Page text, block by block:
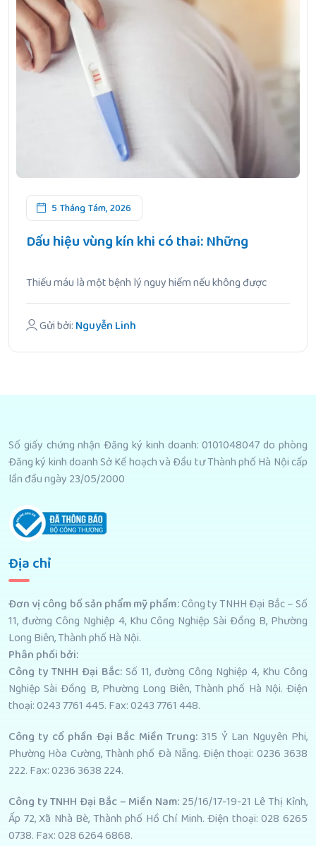
5 Tháng Tám, 2026
Dấu hiệu vùng kín khi có thai: Những
Thiếu máu là một bệnh lý nguy hiểm nếu không được
điều.
Gửi bởi: Nguyễn Linh
Số giấy chứng nhận Đăng ký kinh doanh: 0101048047 do phòng
Đăng ký kinh doanh Sở Kế hoạch và Đầu tư Thành phố Hà Nội cấp
lần đầu ngày 23/05/2000
Địa chỉ
Đơn vị công bố sản phẩm mỹ phẩm:Công ty TNHH Đại Bắc – Số
11, đường Công Nghiệp 4, Khu Công Nghiệp Sài Đồng B, Phường
Long Biên, Thành phố Hà Nội.
Phân phối bởi:
Công ty TNHH Đại Bắc: Số 11, đường Công Nghiệp 4, Khu Công
Nghiệp Sài Đồng B, Phường Long Biên, Thành phố Hà Nội. Điện
thoại: 0243 7761 445. Fax: 0243 7761 448.
Công ty cổ phần Đại Bắc Miền Trung:315 Ỷ Lan Nguyên Phi,
Phường Hòa Cường, Thành phố Đà Nẵng. Điện thoại: 0236 3638
222. Fax: 0236 3638 224.
Công ty TNHH Đại Bắc – Miền Nam: 25/16/17-19-21 Lê Thị Kỉnh,
Ấp 72, Xã Nhà Bè, Thành phố Hồ Chí Minh. Điện thoại: 028 6265
0738. Fax: 028 6264 6868.